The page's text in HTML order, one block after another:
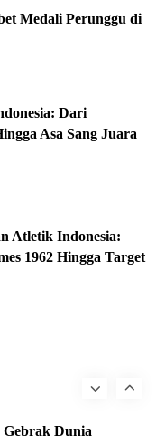
Jadi Pemain
Meroket! Kalahkan
2026
Penghargaan
Revolusi Medis
Dunia
Medali Perunggu di
Dari
Asa Sang Juara
Atletik Indonesia:
1962 Hingga Target